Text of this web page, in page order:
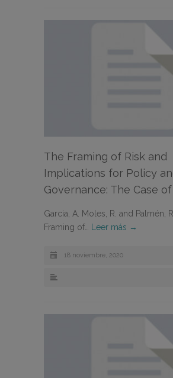
The Framing of Risk and
Implications for Policy
Governance: The Case of
Garcia, A. Moles, R. and Palmén,
Framing of…
Leer más →
18 noviembre, 2020